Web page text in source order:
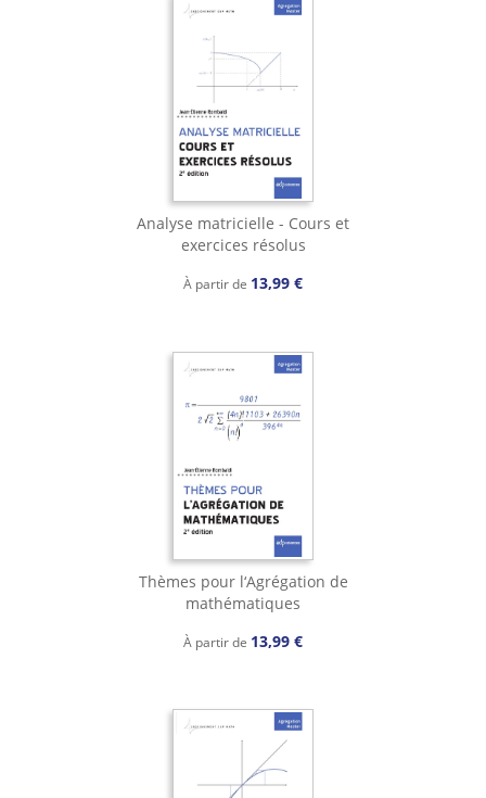
Analyse matricielle - Cours et
exercices résolus
À partir de 13,99 €
Thèmes pour l‘Agrégation de
mathématiques
À partir de 13,99 €